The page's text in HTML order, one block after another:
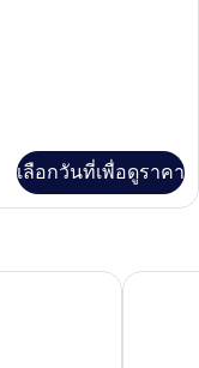
เลือกวันที่เพื่อดูราคา
โรงแรม